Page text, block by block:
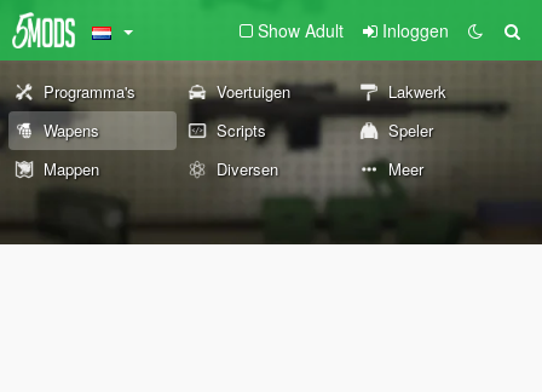
Show Adult Inloggen
Programma's Voertuigen
Lakwerk
Wapens
Scripts
Speler
Mappen
Diversen Meer